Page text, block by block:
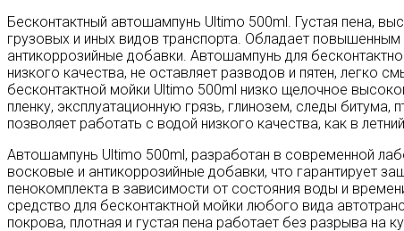
в
воде
низкого
качества,
высокоэффективная
пена
без
и
подтёков.
Бесконтактный автошампунь Ultimo 500ml. Густая пена,
грузовых и иных видов транспорта. Обладает
антикоррозийные добавки. Автошампунь для
низкого качества, не оставляет разводов и пятен, легко
бесконтактной мойки Ultimo 500ml низко щелочное
пленку, эксплуатационную грязь, глинозем, следы
позволяет работать с водой низкого качества, как в
Автошампунь Ultimo 500ml, разработан в современной
восковые и антикоррозийные добавки, что гарантирует
пенокомплекта в зависимости от состояния воды и
средство для бесконтактной мойки любого вида
покрова, плотная и густая пена работает без разрыва